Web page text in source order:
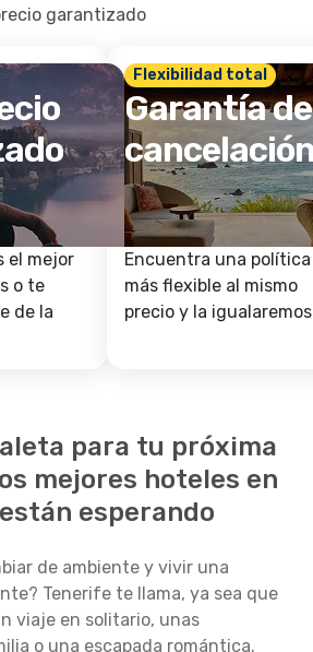
garantizado
el mejor
o te
de la
Flexibilidad total
Garantía de
Encuentra una política
más flexible al mismo
precio y la
para tu próxima
mejores hoteles en
esperando
de ambiente y vivir una
Tenerife te llama, ya sea que
viaje en solitario, unas
o una escapada romántica.